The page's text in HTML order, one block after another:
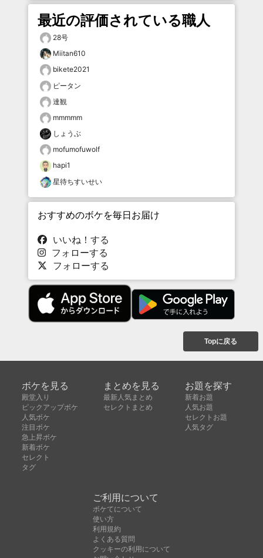
最近の評価されている職人
28号
Miitan610
bikete2021
ピータン
達観
mmmmm
しょうぶ
mofumofuwolf
hapi1
星待ちすいせい
おすすめのボケを毎日お届け
いいね！する
フォローする
フォローする
Topに戻る
ボケを見る
殿堂入り
ピックアップボケ
人気ボケ
注目ボケ
急上昇ボケ
新着ボケ
セレクト
タグ
まとめを見る
最新人気まとめ
セレクトまとめ
お題を探す
新着お題
人気お題
セレクトお題
人気タグ
ご利用について
ボケてについて
使い方
利用規約
よくある質問
クッキーの利用について